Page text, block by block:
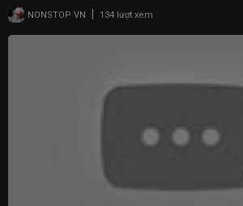
NONSTOP VN | 134 lượt xem